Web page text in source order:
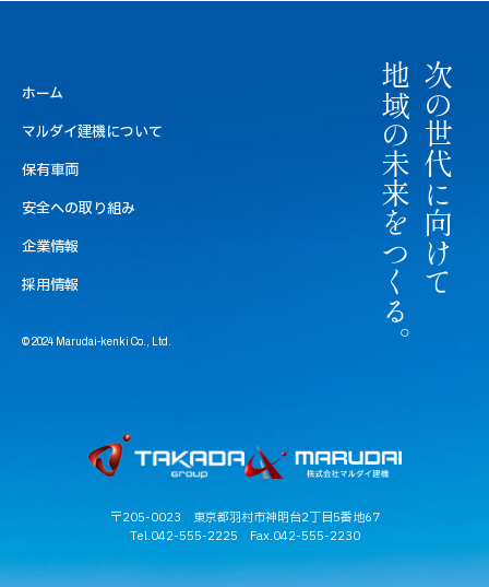
ホーム
マルダイ建機について
保有車両
安全への取り組み
企業情報
採用情報
© 2024 Marudai-kenki Co., Ltd.
次の世代に向けて
地域の未来をつくる。
〒205-0023 東京都羽村市神明台2丁目5番地67
Tel.042-555-2225 Fax.042-555-2230